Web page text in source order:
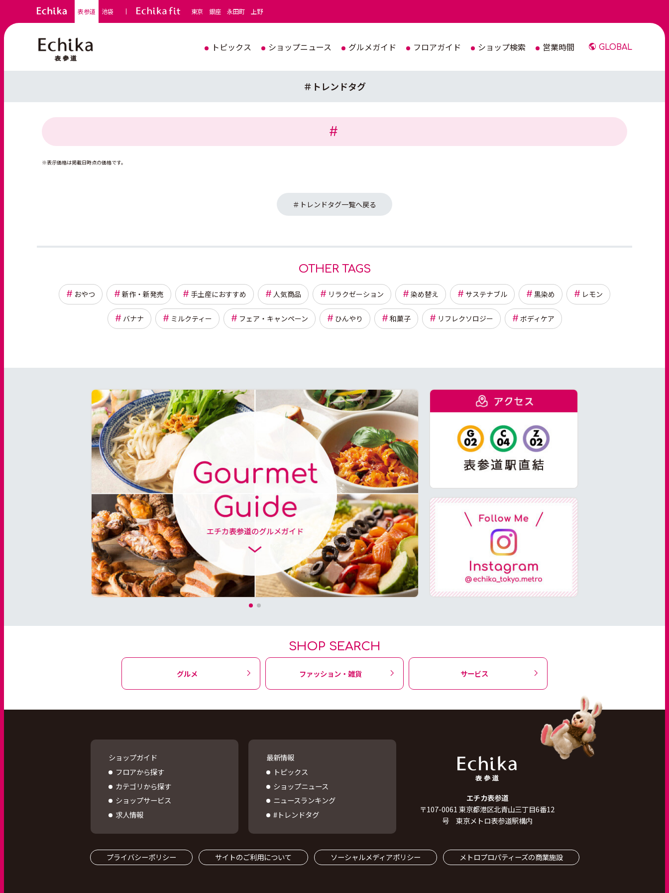
表参道 池袋 東京 銀座 永田町 上野
GLOBAL
トピックス ショップニュース グルメガイド フロアガイド ショップ検索 営業時間
＃トレンドタグ
※表示価格は掲載日時点の価格です。
＃トレンドタグ一覧へ戻る
OTHER TAGS
おやつ 新作・新発売 手土産におすすめ 人気商品 リラクゼーション 染め替え サステナブル 黒染め レモン
バナナ ミルクティー フェア・キャンペーン ひんやり 和菓子 リフレクソロジー ボディケア
SHOP SEARCH
グルメ ファッション・雑貨 サービス
ショップガイド
フロアから探す
カテゴリから探す
ショップサービス
求人情報
最新情報
トピックス
ショップニュース
ニュースランキング
#トレンドタグ
エチカ表参道
〒107-0061 東京都港区北青山三丁目6番12
号 東京メトロ表参道駅構内
プライバシーポリシー サイトのご利用について ソーシャルメディアポリシー メトロプロパティーズの商業施設